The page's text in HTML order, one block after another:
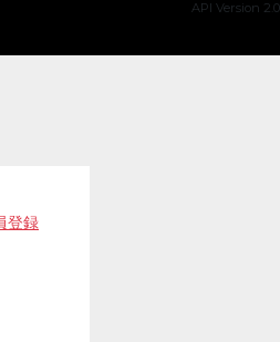
API Version 2.0
登録